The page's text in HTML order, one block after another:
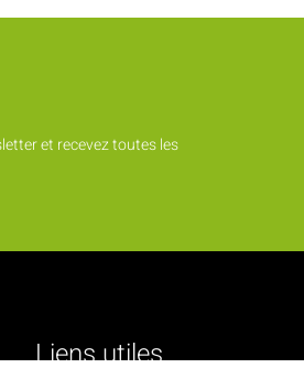
et recevez toutes les
Liens utiles